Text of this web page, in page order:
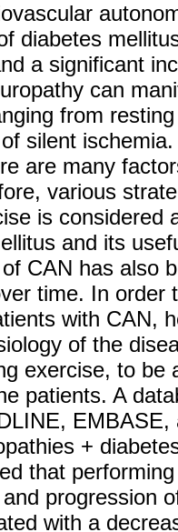
diabetes
a significant
can
from
silent
are many
various
is considered
and its
CAN has also
time. In order
with CAN,
of the
exercise, to be
patients. A
+
that
progression
with a